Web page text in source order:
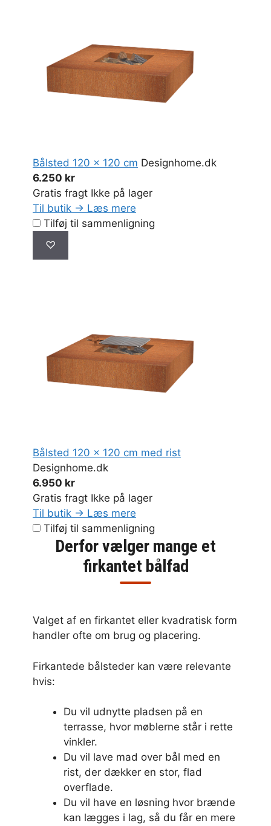
Bålsted 120 x 120 cm Designhome.dk
6.250 kr
Gratis fragt Ikke på lager
Til butik → Læs mere
Tilføj til sammenligning
♡
Bålsted 120 x 120 cm med rist
Designhome.dk
6.950 kr
Gratis fragt Ikke på lager
Til butik → Læs mere
Tilføj til sammenligning
Derfor vælger mange et
firkantet bålfad
Valget af en firkantet eller kvadratisk form
handler ofte om brug og placering.
Firkantede bålsteder kan være relevante
hvis:
Du vil udnytte pladsen på en
terrasse, hvor møblerne står i rette
vinkler.
Du vil lave mad over bål med en
rist, der dækker en stor, flad
overflade.
Du vil have en løsning hvor brænde
kan lægges i lag, så du får en mere